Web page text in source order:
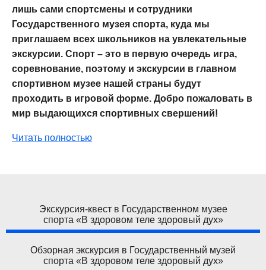
лишь сами спортсмены и сотрудники
Государственного музея спорта, куда мы
приглашаем всех школьников на увлекательные
экскурсии. Спорт – это в первую очередь игра,
соревнование, поэтому и экскурсии в главном
спортивном музее нашей страны будут
проходить в игровой форме. Добро пожаловать в
мир выдающихся спортивных свершений!
Читать полностью
Экскурсия-квест в Государственном музее
спорта «В здоровом теле здоровый дух»
Обзорная экскурсия в Государственный музей
спорта «В здоровом теле здоровый дух»